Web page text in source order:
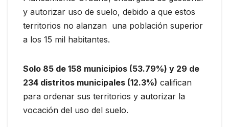
y autorizar uso de suelo, debido a que estos
territorios no alanzan una población superior
a los 15 mil habitantes.
Solo 85 de 158 municipios (53.79%) y 29 de
234 distritos municipales (12.3%) califican
para ordenar sus territorios y autorizar la
vocación del uso del suelo.